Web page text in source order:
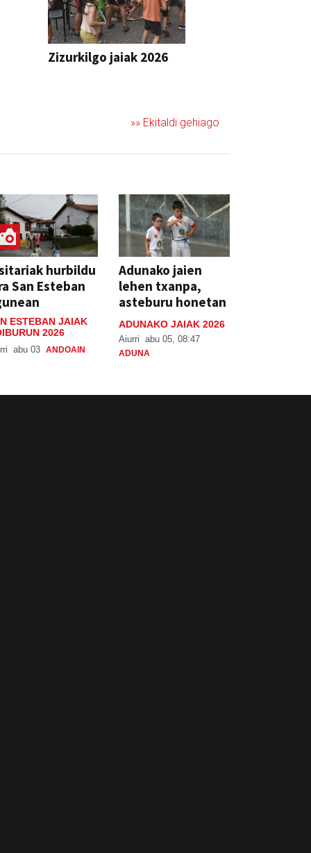
Zizurkilgo jaiak 2026
»» Ekitaldi gehiago
hurbildu
San Esteban
ESTEBAN JAIAK
2026
abu 03 ANDOAIN
Adunako jaien
lehen txanpa,
asteburu honetan
ADUNAKO JAIAK 2026
Aiurri abu 05, 08:47
ADUNA